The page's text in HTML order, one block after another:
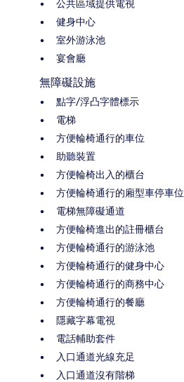
公共區域提供電視
健身中心
室外游泳池
宴會廳
無障礙設施
點字/浮凸字體標示
電梯
方便輪椅通行的車位
助聽裝置
方便輪椅出入的櫃台
方便輪椅通行的廂型車停車位
電梯無障礙通道
方便輪椅進出的註冊櫃台
方便輪椅通行的游泳池
方便輪椅通行的健身中心
方便輪椅通行的商務中心
方便輪椅通行的餐廳
隱藏字幕電視
電話輔助套件
入口通道光線充足
入口通道沒有階梯